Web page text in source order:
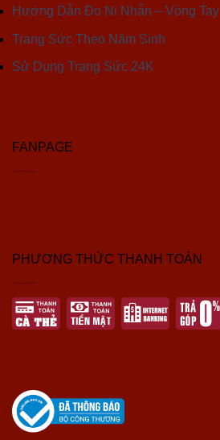
Hướng Dẫn Đo Ni Nhẫn – Vòng Tay
Trang Sức Theo Năm Sinh
Sử Dụng Trang Sức 24K
FANPAGE
PHƯƠNG THỨC THANH TOÁN